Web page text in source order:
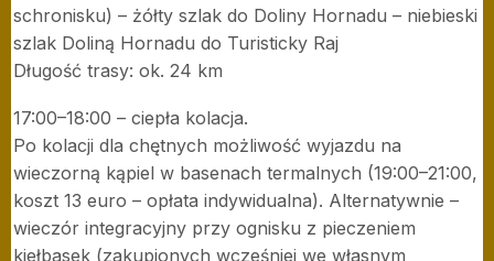
schronisku) – żółty szlak do Doliny Hornadu – niebieski
szlak Doliną Hornadu do Turisticky Raj
Długość trasy: ok. 24 km
17:00–18:00 – ciepła kolacja.
Po kolacji dla chętnych możliwość wyjazdu na
wieczorną kąpiel w basenach termalnych (19:00–21:00,
koszt 13 euro – opłata indywidualna). Alternatywnie –
wieczór integracyjny przy ognisku z pieczeniem
kiełbasek (zakupionych wcześniej we własnym